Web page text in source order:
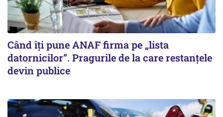
Când îți pune ANAF firma pe „lista
datornicilor”. Pragurile de la care restanțele
devin publice